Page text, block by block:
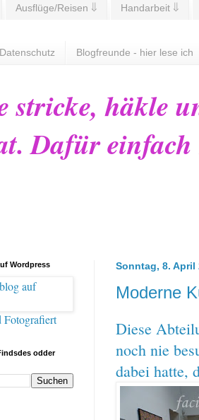
Ausflüge/Reisen ⇓ Handarbeit ⇓
Datenschutz Blogfreunde - hier lese ich
stricke, häkle
Dafür
Sonntag, 8. April
Moderne
Diese
noch nie
dabei hatte,
Wordpress
odder